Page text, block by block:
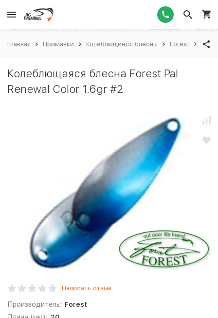
Главная Приманки Колеблющиеся блесны Forest
Колеблющаяся блесна Forest Pal
Renewal Color 1.6gr #2
Написать отзыв
Производитель: Forest